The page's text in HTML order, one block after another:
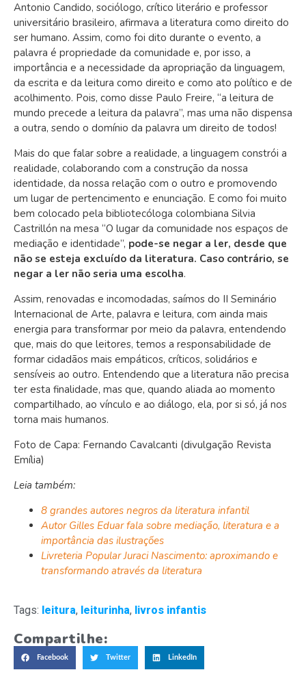
Antonio Candido, sociólogo, crítico literário e professor
universitário brasileiro, afirmava a literatura como direito do
ser humano. Assim, como foi dito durante o evento, a
palavra é propriedade da comunidade e, por isso, a
importância e a necessidade da apropriação da linguagem,
da escrita e da leitura como direito e como ato político e de
acolhimento. Pois, como disse Paulo Freire, “a leitura de
mundo precede a leitura da palavra”, mas uma não dispensa
a outra, sendo o domínio da palavra um direito de todos!
Mais do que falar sobre a realidade, a linguagem constrói a
realidade, colaborando com a construção da nossa
identidade, da nossa relação com o outro e promovendo
um lugar de pertencimento e enunciação. E como foi muito
bem colocado pela bibliotecóloga colombiana Silvia
Castrillón na mesa “O lugar da comunidade nos espaços de
mediação e identidade”, pode-se negar a ler, desde que
não se esteja excluído da literatura. Caso contrário, se
negar a ler não seria uma escolha.
Assim, renovadas e incomodadas, saímos do II Seminário
Internacional de Arte, palavra e leitura, com ainda mais
energia para transformar por meio da palavra, entendendo
que, mais do que leitores, temos a responsabilidade de
formar cidadãos mais empáticos, críticos, solidários e
sensíveis ao outro. Entendendo que a literatura não precisa
ter esta finalidade, mas que, quando aliada ao momento
compartilhado, ao vínculo e ao diálogo, ela, por si só, já nos
torna mais humanos.
Foto de Capa: Fernando Cavalcanti (divulgação Revista
Emília)
Leia também:
8 grandes autores negros da literatura infantil
Autor Gilles Eduar fala sobre mediação, literatura e a
importância das ilustrações
Livreteria Popular Juraci Nascimento: aproximando e
transformando através da literatura
Tags: leitura, leiturinha, livros infantis
Compartilhe:
Facebook Twitter LinkedIn